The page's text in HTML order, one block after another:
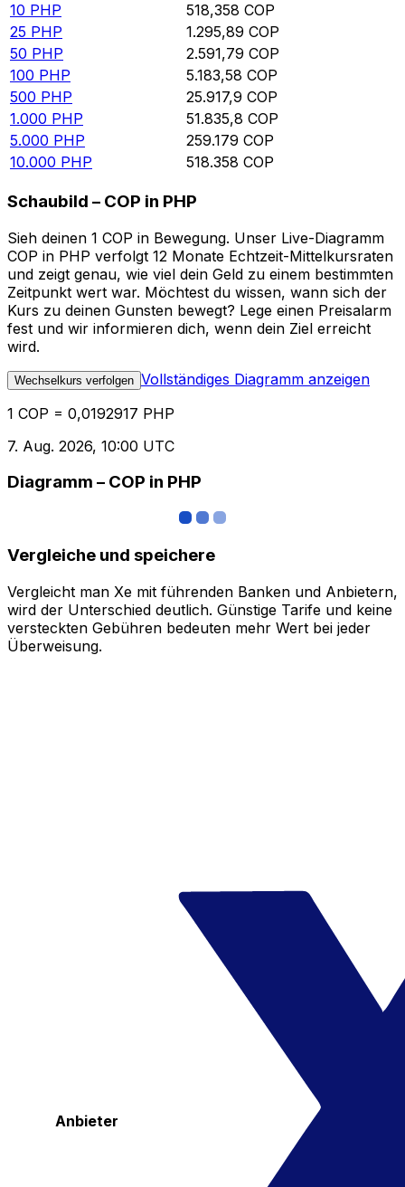
10 PHP 518,358 COP
25 PHP 1.295,89 COP
50 PHP 2.591,79 COP
100 PHP 5.183,58 COP
500 PHP 25.917,9 COP
1.000 PHP 51.835,8 COP
5.000 PHP 259.179 COP
10.000 PHP 518.358 COP
Schaubild – COP in PHP
Sieh deinen 1 COP in Bewegung. Unser Live-Diagramm
COP in PHP verfolgt 12 Monate Echtzeit-Mittelkursraten
und zeigt genau, wie viel dein Geld zu einem bestimmten
Zeitpunkt wert war. Möchtest du wissen, wann sich der
Kurs zu deinen Gunsten bewegt? Lege einen Preisalarm
fest und wir informieren dich, wenn dein Ziel erreicht
wird.
Wechselkurs verfolgen Vollständiges Diagramm anzeigen
1 COP = 0,0192917 PHP
7. Aug. 2026, 10:00 UTC
Diagramm – COP in PHP
Vergleiche und speichere
Vergleicht man Xe mit führenden Banken und Anbietern,
wird der Unterschied deutlich. Günstige Tarife und keine
versteckten Gebühren bedeuten mehr Wert bei jeder
Überweisung.
Anbieter